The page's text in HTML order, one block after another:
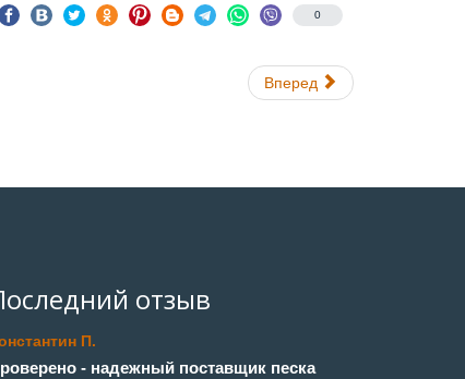
0
Вперед
отзыв
П.
- надежный поставщик песка